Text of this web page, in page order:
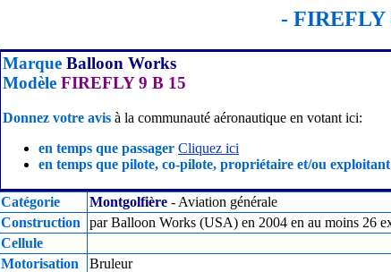
- FIREFLY
Marque Balloon Works
Modèle FIREFLY 9 B 15
Donnez votre avis à la communauté aéronautique en votant ici:
en temps que passager Cliquez ici
en temps que pilote, co-pilote, propriétaire et/ou exploitant
Catégorie Montgolfière - Aviation générale
Construction
par Balloon Works (USA) en 2004 en au moins 26
Cellule
Motorisation
Bruleur